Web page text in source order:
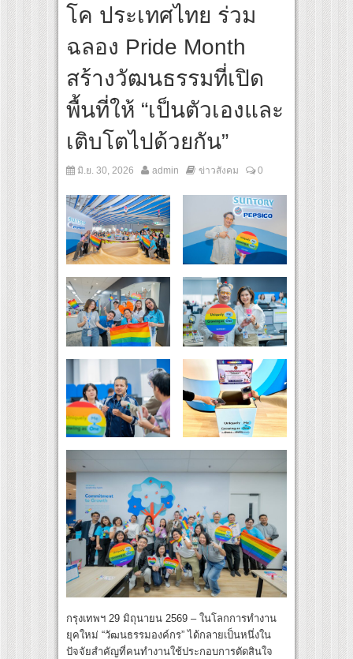
นชื่อดังจากเกาหลี และ “MINTTHY” จาก “MFlow Entertainment” เฉลิมฉลอง
เชื่อมคัลเจอร์เกาหลี-ไทย ผ่านแฟชั่น ความงาม ดนตรี การแสดง และศิลปะ เข้าด้วยกัน
โค ประเทศไทย ร่วม
ฉลอง Pride Month
สร้างวัฒนธรรมที่เปิด
พื้นที่ให้ “เป็นตัวเองและ
เติบโตไปด้วยกัน”
มิ.ย. 30, 2026 admin ข่าวสังคม 0
กรุงเทพฯ 29 มิถุนายน 2569 – ในโลกการทำงาน
ยุคใหม่ “วัฒนธรรมองค์กร” ได้กลายเป็นหนึ่งใน
ปัจจัยสำคัญที่คนทำงานใช้ประกอบการตัดสินใจ